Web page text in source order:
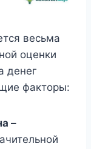
весьма
оценки
денег
факторы:
–